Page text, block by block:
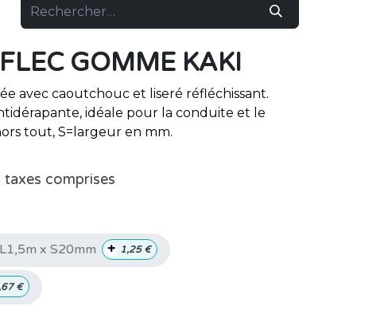
GOMME KAKI
avec caoutchouc et liseré réfléchissant.
idéale pour la conduite et le
tout, S=largeur en mm.
taxes comprises
L1,5m x S20mm + 1,25€
€